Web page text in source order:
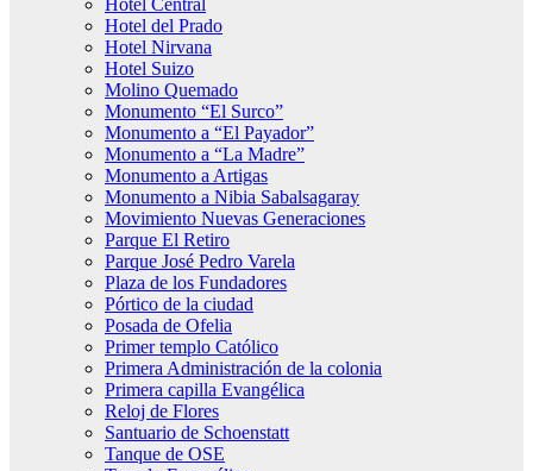
Hotel del Prado
Hotel Nirvana
Hotel Suizo
Molino Quemado
Monumento “El Surco”
Monumento a “El Payador”
Monumento a “La Madre”
Monumento a Artigas
Monumento a Nibia Sabalsagaray
Movimiento Nuevas Generaciones
Parque El Retiro
Parque José Pedro Varela
Plaza de los Fundadores
Pórtico de la ciudad
Posada de Ofelia
Primer templo Católico
Primera Administración de la colonia
Primera capilla Evangélica
Reloj de Flores
Santuario de Schoenstatt
Tanque de OSE